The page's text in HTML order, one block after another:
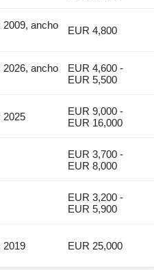
2009, ancho
EUR 4,800
2026, ancho
EUR 4,600 -
EUR 5,500
2025
EUR 9,000 -
EUR 16,000
EUR 3,700 -
EUR 8,000
EUR 3,200 -
EUR 5,900
2019 EUR 25,000